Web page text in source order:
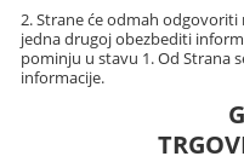
2. Strane će odmah
jedna drugoj obezbediti
pominju u stavu 1. Od Strana
informacije.